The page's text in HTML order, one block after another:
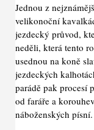
Jednou z
velikonoční
jezdecký průvod,
neděli, která tento
usednou na koně
jezdeckých
parádě pak procesí
od faráře a
náboženských písní.